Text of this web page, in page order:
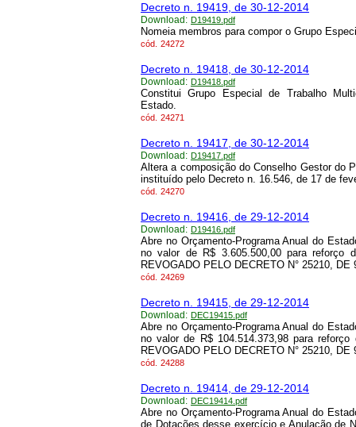
Decreto n. 19419, de 30-12-2014
Download: D19419.pdf
Nomeia membros para compor o Grupo
cód. 24272
Decreto n. 19418, de 30-12-2014
Download: D19418.pdf
Constitui Grupo Especial de Trabalho
Estado.
cód. 24271
Decreto n. 19417, de 30-12-2014
Download: D19417.pdf
Altera a composição do Conselho Gestor do
instituído pelo Decreto n. 16.546, de 17 de
cód. 24270
Decreto n. 19416, de 29-12-2014
Download: D19416.pdf
Abre no Orçamento-Programa Anual do
no valor de R$ 3.605.500,00 para reforço
REVOGADO PELO DECRETO N° 25210, DE
cód. 24269
Decreto n. 19415, de 29-12-2014
Download: DEC19415.pdf
Abre no Orçamento-Programa Anual do
no valor de R$ 104.514.373,98 para
REVOGADO PELO DECRETO N° 25210, DE
cód. 24288
Decreto n. 19414, de 29-12-2014
Download: DEC19414.pdf
Abre no Orçamento-Programa Anual do
de Dotações desse exercício e Anulação de